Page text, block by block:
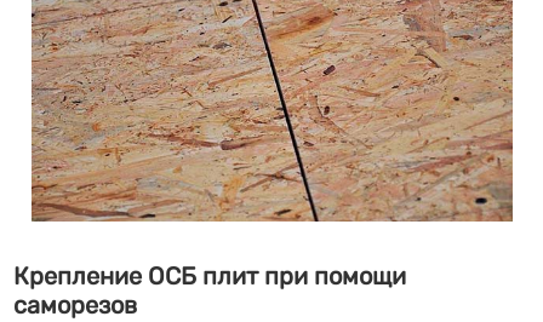
Крепление ОСБ плит при помощи
саморезов